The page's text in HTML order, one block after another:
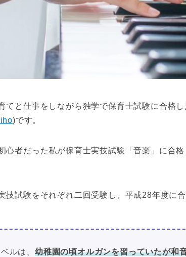
てと仕事をしながら独学で保育士試験に合格
)です。
心者だった私が保育士実技試験「音楽」に合
技試験をそれぞれ二回受験し、平成28年度に合
ルは、 幼稚園の頃オルガンを習っていたが和